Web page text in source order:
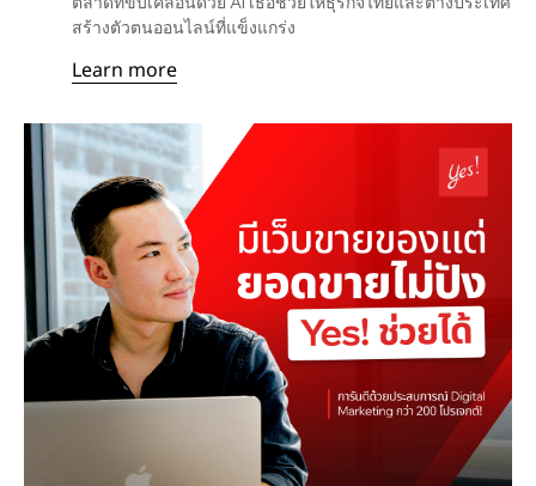
สร้างตัวตนออนไลน์ที่แข็งแกร่ง
Learn more